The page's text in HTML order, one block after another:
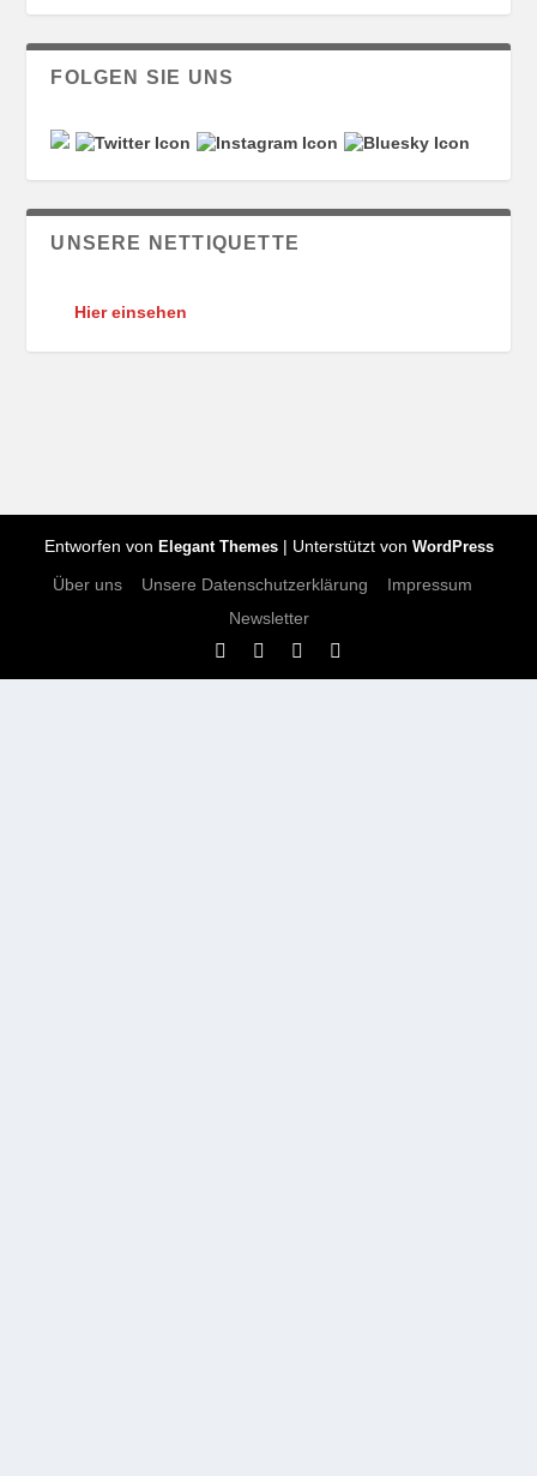
FOLGEN SIE UNS
UNSERE NETTIQUETTE
Hier einsehen
Entworfen von Elegant Themes| Unterstützt von WordPress
Über uns Unsere Datenschutzerklärung
Impressum
Newsletter